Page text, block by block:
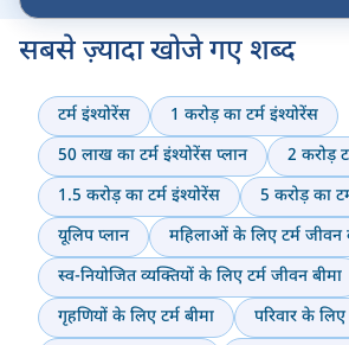
सबसे ज़्यादा खोजे गए शब्द
टर्म इंश्योरेंस
1 करोड़ का टर्म इंश्योरेंस
50 लाख का टर्म इंश्योरेंस प्लान
2 करोड़
1.5 करोड़ का टर्म इंश्योरेंस
5 करोड़ का
यूलिप प्लान
महिलाओं के लिए टर्म जीवन
स्व-नियोजित व्यक्तियों के लिए टर्म जीवन बीमा
गृहणियों के लिए टर्म बीमा
परिवार के लिए